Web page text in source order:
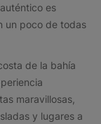
es
un poco de todas
de la bahía
maravillosas,
y lugares a